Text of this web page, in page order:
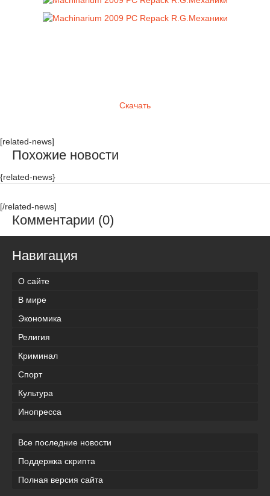
Скачать
[related-news]
Похожие новости
{related-news}
[/related-news]
Комментарии (0)
Навигация
О сайте
В мире
Экономика
Религия
Криминал
Спорт
Культура
Инопресса
Все последние новости
Поддержка скрипта
Полная версия сайта